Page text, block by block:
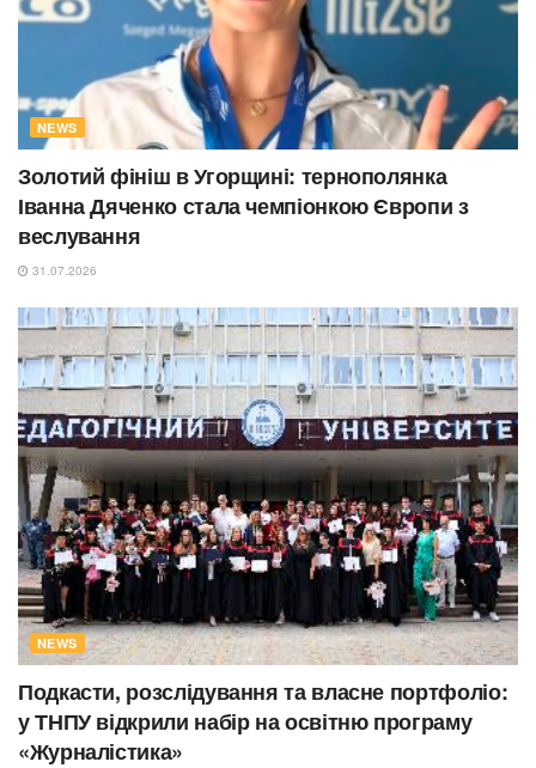
NEWS
Золотий фініш в Угорщині: тернополянка
Іванна Дяченко стала чемпіонкою Європи з
веслування
31.07.2026
NEWS
Подкасти, розслідування та власне портфоліо:
у ТНПУ відкрили набір на освітню програму
«Журналістика»